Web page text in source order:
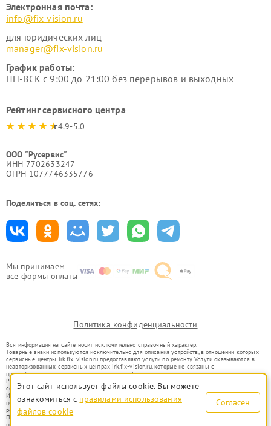
Мы принимаем
все формы оплаты
Электронная почта:
info@fix-vision.ru
для юридических лиц
manager@fix-vision.ru
График работы:
ПН-ВСК с 9:00 до 21:00 без перерывов и выходных
Рейтинг сервисного центра
4.9-5.0
ООО "Русервис"
ИНН 7702633247
ОГРН 1077746335776
Поделиться в соц. сетях:
Политика конфиденциальности
Вся информация на сайте носит исключительно справочный характер.
Товарные знаки используются исключительно для описания устройств, в отношении которых
сервисные центры irk.fix-vision.ru предоставляют услуги по ремонту. Услуги оказываются в
неавторизованных сервисных центрах irk.fix-vision.ru, которые не связаны с
правообладателями товарных знаков или их официальными представителями.
Ремонт осуществляется для устройств, уже введенных в гражданский оборот в соответствии
со статьей 1487 ГК РФ.
Использование товарных знаков не преследует цели индивидуализации услуг или введения
потребителей в заблуждение, а служит для информирования о предоставляемых услугах по
ремонту техники указанных брендов.
Представленная на сайте информация не является публичной офертой, определяемой
Этот сайт использует файлы cookie. Вы можете
ознакомиться с правилами использования
файлов cookie
Согласен